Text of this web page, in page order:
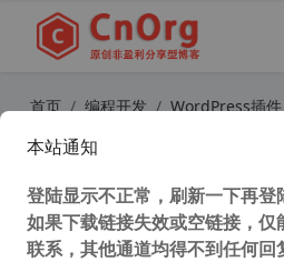
首页 编程开发 WordPress插件
独家汉化WordPress
Webcraftic Clearfy
v1.9.4】
本站通知
登陆显示不正常，刷新一下再登
如果下载链接失效或空链接，
联系，其他通道均得不到任何